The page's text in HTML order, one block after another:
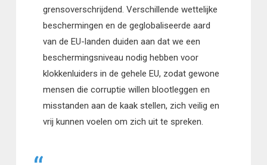
grensoverschrijdend. Verschillende wettelijke
beschermingen en de geglobaliseerde aard
van de EU-landen duiden aan dat we een
beschermingsniveau nodig hebben voor
klokkenluiders in de gehele EU, zodat gewone
mensen die corruptie willen blootleggen en
misstanden aan de kaak stellen, zich veilig en
vrij kunnen voelen om zich uit te spreken.